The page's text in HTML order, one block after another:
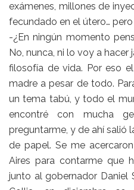
exámenes, millones de
fecundado en el útero… pero
-¿En ningún momento
No, nunca, ni lo voy a
filosofía de vida. Por eso
madre a pesar de todo.
un tema tabú, y todo el
encontré con mucha
preguntarme, y de ahí salió
de papel. Se me
Aires para contarme que
junto al gobernador Daniel